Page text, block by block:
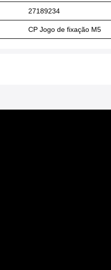
27189234
CP Jogo de fixação M5